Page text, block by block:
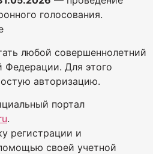
голосования.
любой совершеннолетний
Федерации. Для этого
авторизацию.
портал
.
регистрации и
своей учетной